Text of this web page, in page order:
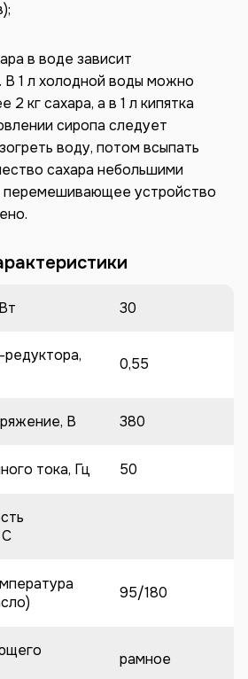
в воде зависит
В 1 л холодной воды можно
2 кг сахара, а в 1 л кипятка
сиропа следует
воду, потом всыпать
сахара небольшими
перемешивающее устройство
30
0,55
В 380
тока, Гц 50
95/180
рамное